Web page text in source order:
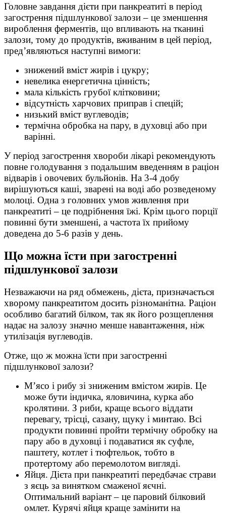
Головне завдання дієти при панкреатиті в період
загострення підшлункової залози – це зменшення
вироблення ферментів, що впливають на тканині
залози, тому до продуктів, вживаним в цей період,
пред’являються наступні вимоги:
знижений вміст жирів і цукру;
невелика енергетична цінність;
мала кількість грубої клітковини;
відсутність харчових приправ і спецій;
низький вміст вуглеводів;
термічна обробка на пару, в духовці або при
варінні.
У період загострення хвороби лікарі рекомендують
повне голодування з подальшим введенням в раціон
відварів і овочевих бульйонів. На 3-4 добу
вирішуються каші, зварені на воді або розведеному
молоці. Одна з головних умов живлення при
панкреатиті – це подрібнення їжі. Крім цього порції
повинні бути зменшені, а частота їх прийому
доведена до 5-6 разів у день.
Що можна їсти при загостренні
підшлункової залози
Незважаючи на ряд обмежень, дієта, призначається
хворому панкреатитом досить різноманітна. Раціон
особливо багатий білком, так як його розщеплення
надає на залозу значно менше навантаження, ніж
утилізація вуглеводів.
Отже, що ж можна їсти при загостренні
підшлункової залози?
М’ясо і рибу зі зниженим вмістом жирів. Це
може бути індичка, яловичина, курка або
кролятини. З риби, краще всього віддати
перевагу, трісці, сазану, щуку і минтаю. Всі
продукти повинні пройти термічну обробку на
пару або в духовці і подаватися як суфле,
паштету, котлет і тюфтельок, тобто в
протертому або перемолотом вигляді.
Яйця. Дієта при панкреатиті передбачає страви
з яєць за винятком смаженої яєчні.
Оптимальний варіант – це паровий білковий
омлет. Курячі яйця краще замінити на